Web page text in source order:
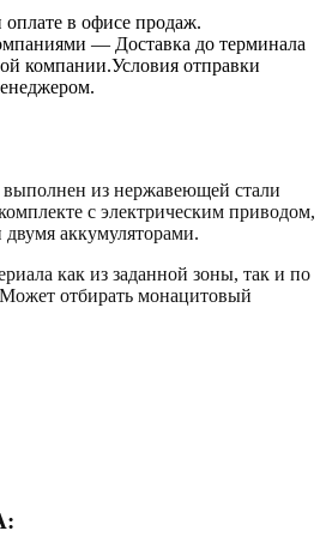
в офисе продаж.
— Доставка до терминала
компании.Условия отправки
из нержавеющей стали
с электрическим приводом,
аккумуляторами.
как из заданной зоны, так и по
отбирать монацитовый